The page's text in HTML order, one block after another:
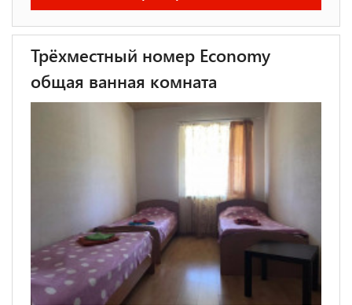
Трёхместный номер Economy
общая ванная комната